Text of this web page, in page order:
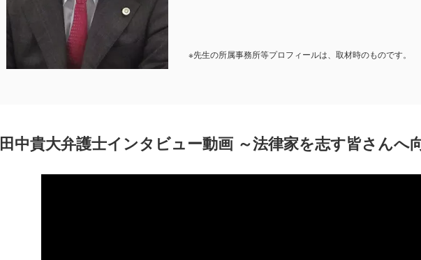
※先生の所属事務所等プロフィールは、取材時のものです。
田中貴大弁護士インタビュー動画 ～法律家を志す皆さんへ